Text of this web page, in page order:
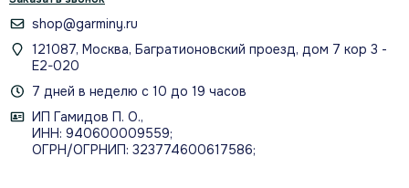
ПРОЧНОЕ САПФИРОВОЕ СТЕКЛО
ВСТРОЕННЫЙ LED-ФОНАРЬ
shop@garminy.ru
121087, Москва, Багратионовский проезд, дом 7 кор 3 -
Е2-020
7 дней в неделю с 10 до 19 часов
ИП Гамидов П. О.,
ИНН: 940600009559;
ОГРН/ОГРНИП: 323774600617586;